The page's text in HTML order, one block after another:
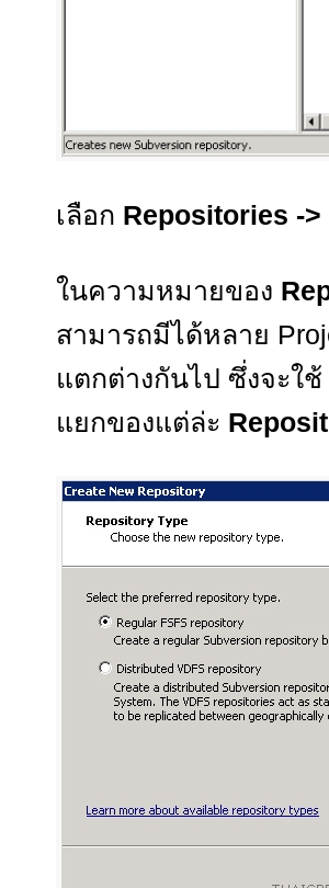
เลือก Repositories ->
ในความหมายของ
สามารถมีได้หลาย
แตกต่างกันไป ซึ่งจะใช้
แยกของแต่ล่ะ